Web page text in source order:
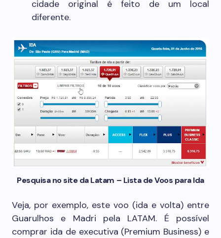
cidade original é feito de um local
diferente.
Pesquisa no site da Latam – Lista de Voos para Ida
Veja, por exemplo, este voo (ida e volta) entre
Guarulhos e Madri pela LATAM. É possível
comprar ida de executiva (Premium Business) e